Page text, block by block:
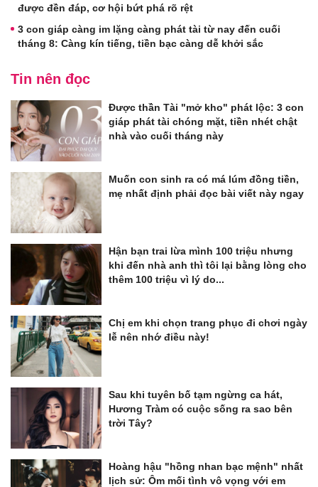
được đền đáp, cơ hội bứt phá rõ rệt
3 con giáp càng im lặng càng phát tài từ nay đến cuối
tháng 8: Càng kín tiếng, tiền bạc càng dễ khởi sắc
Tin nên đọc
Được thần Tài "mở kho" phát lộc: 3 con
giáp phát tài chóng mặt, tiền nhét chật
nhà vào cuối tháng này
Muốn con sinh ra có má lúm đồng tiền,
mẹ nhất định phải đọc bài viết này ngay
Hận bạn trai lừa mình 100 triệu nhưng
khi đến nhà anh thì tôi lại bằng lòng cho
thêm 100 triệu vì lý do...
Chị em khi chọn trang phục đi chơi ngày
lễ nên nhớ điều này!
Sau khi tuyên bố tạm ngừng ca hát,
Hương Tràm có cuộc sống ra sao bên
trời Tây?
Hoàng hậu "hồng nhan bạc mệnh" nhất
lịch sử: Ôm mối tình vô vọng với em